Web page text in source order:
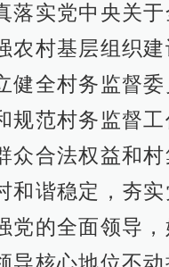
落实党中央关
农村基层组织
健全村务监督
规范村务监督
众合法权益和村
和谐稳定，夯
党的全面领导